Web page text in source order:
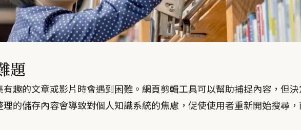
題
趣的文章或影片時會遇到困難。網頁剪輯工具可以幫助捕捉內容，但決
的儲存內容會導致對個人知識系統的焦慮，促使使用者重新開始搜尋，